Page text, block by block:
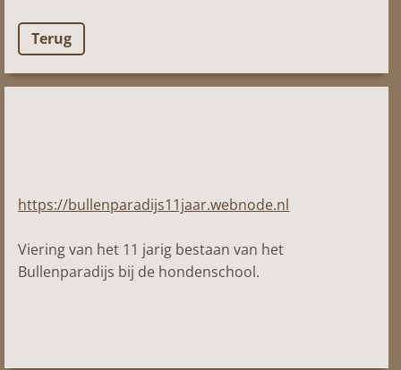
Terug
https://bullenparadijs11jaar.webnode.nl
Viering van het 11 jarig bestaan van het
Bullenparadijs bij de hondenschool.